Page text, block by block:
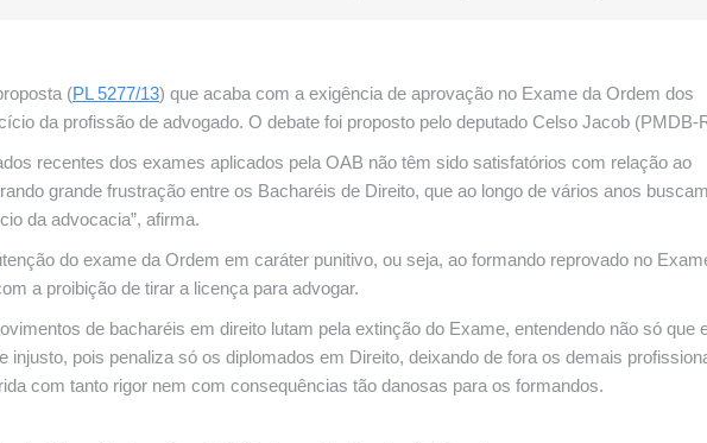
(PL 5277/13) que acaba com a exigência de aprovação no Exame da Ordem dos
da profissão de advogado. O debate foi proposto pelo deputado Celso Jacob (PMDB-
recentes dos exames aplicados pela OAB não têm sido satisfatórios com relação ao
grande frustração entre os Bacharéis de Direito, que ao longo de vários anos buscam
da advocacia”, afirma.
do exame da Ordem em caráter punitivo, ou seja, ao formando reprovado no
a proibição de tirar a licença para advogar.
de bacharéis em direito lutam pela extinção do Exame, entendendo não só que
injusto, pois penaliza só os diplomados em Direito, deixando de fora os demais
com tanto rigor nem com consequências tão danosas para os formandos.